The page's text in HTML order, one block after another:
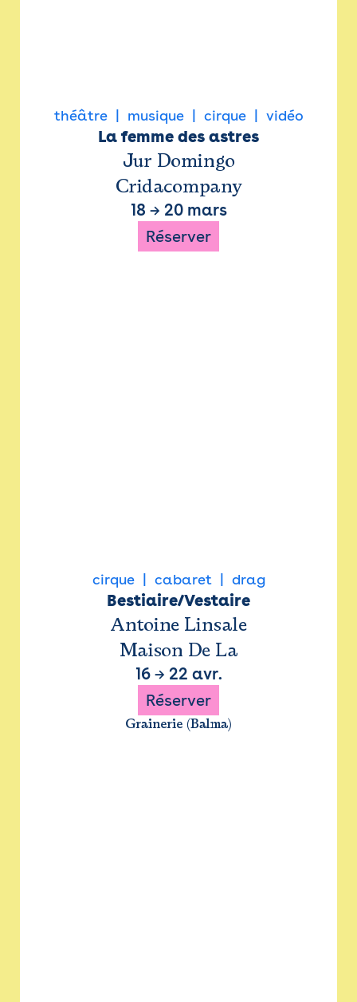
théâtre musique cirque vidéo
La femme des astres
Jur Domingo
Cridacompany
18 → 20 mars
Réserver
cirque cabaret drag
Bestiaire/Vestaire
Antoine Linsale
Maison De La
16→ 22 avr.
Réserver
Grainerie (Balma)